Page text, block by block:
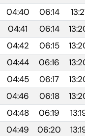
04:40 06:14
04:41 06:14
04:42 06:15
04:44 06:16
04:45 06:17
04:46 06:18
04:48 06:19
04:49 06:20